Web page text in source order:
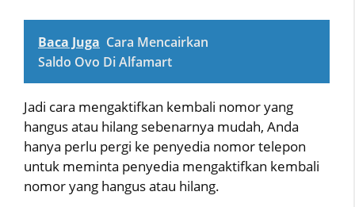
Baca Juga Cara Mencairkan
Saldo Ovo Di Alfamart
Jadi cara mengaktifkan kembali nomor yang
hangus atau hilang sebenarnya mudah, Anda
hanya perlu pergi ke penyedia nomor telepon
untuk meminta penyedia mengaktifkan kembali
nomor yang hangus atau hilang.